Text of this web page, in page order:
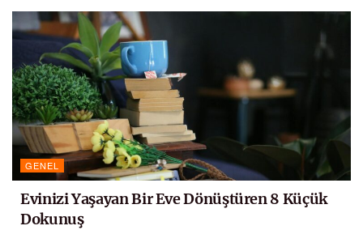
GENEL
Evinizi Yaşayan Bir Eve Dönüştüren 8 Küçük
Dokunuş